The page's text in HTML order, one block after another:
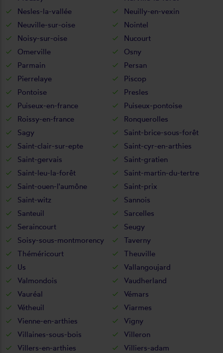
Nesles-la-vallée
Neuilly-en-vexin
Neuville-sur-oise
Nointel
Noisy-sur-oise
Nucourt
Omerville
Osny
Parmain
Persan
Pierrelaye
Piscop
Pontoise
Presles
Puiseux-en-france
Puiseux-pontoise
Roissy-en-france
Ronquerolles
Sagy
Saint-brice-sous-forêt
Saint-clair-sur-epte
Saint-cyr-en-arthies
Saint-gervais
Saint-gratien
Saint-leu-la-forêt
Saint-martin-du-tertre
Saint-ouen-l'aumône
Saint-prix
Saint-witz
Sannois
Santeuil
Sarcelles
Seraincourt
Seugy
Soisy-sous-montmorency
Taverny
Théméricourt
Theuville
Us
Vallangoujard
Valmondois
Vaudherland
Vauréal
Vémars
Vétheuil
Viarmes
Vienne-en-arthies
Vigny
Villaines-sous-bois
Villeron
Villers-en-arthies
Villiers-adam